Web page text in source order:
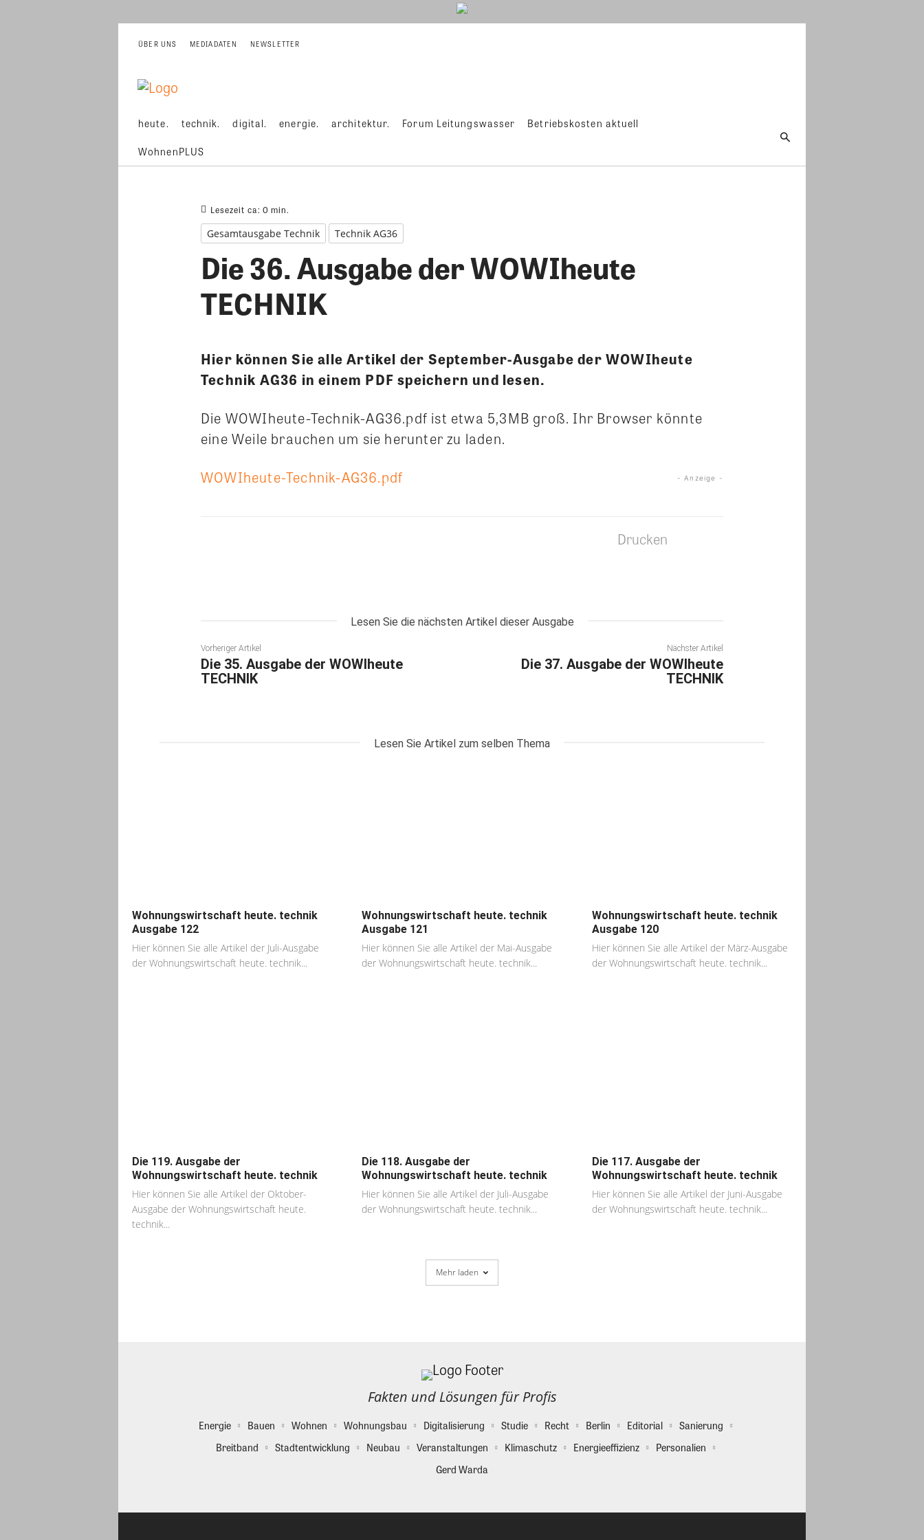
ÜBER UNS MEDIADATEN NEWSLETTER
heute. technik. digital. energie. architektur. Forum Leitungswasser Betriebskosten aktuell
WohnenPLUS
Lesezeit ca: 0 min.
Gesamtausgabe Technik Technik AG36
Die 36. Ausgabe der WOWIheute
TECHNIK
Hier können Sie alle Artikel der September-Ausgabe der WOWIheute
Technik AG36 in einem PDF speichern und lesen.
Die WOWIheute-Technik-AG36.pdf ist etwa 5,3MB groß. Ihr Browser könnte
eine Weile brauchen um sie herunter zu laden.
- Anzeige -
WOWIheute-Technik-AG36.pdf
Drucken
Lesen Sie die nächsten Artikel dieser Ausgabe
Vorheriger Artikel
Die 35. Ausgabe der WOWIheute
TECHNIK
Nächster Artikel
Die 37. Ausgabe der WOWIheute
TECHNIK
Lesen Sie Artikel zum selben Thema
Wohnungswirtschaft heute. technik
Ausgabe 122
Hier können Sie alle Artikel der Juli-Ausgabe
der Wohnungswirtschaft heute. technik...
Wohnungswirtschaft heute. technik
Ausgabe 121
Hier können Sie alle Artikel der Mai-Ausgabe
der Wohnungswirtschaft heute. technik...
Wohnungswirtschaft heute. technik
Ausgabe 120
Hier können Sie alle Artikel der März-Ausgabe
der Wohnungswirtschaft heute. technik...
Die 119. Ausgabe der
Wohnungswirtschaft heute. technik
Hier können Sie alle Artikel der Oktober-
Ausgabe der Wohnungswirtschaft heute.
technik...
Die 118. Ausgabe der
Wohnungswirtschaft heute. technik
Hier können Sie alle Artikel der Juli-Ausgabe
der Wohnungswirtschaft heute. technik...
Die 117. Ausgabe der
Wohnungswirtschaft heute. technik
Hier können Sie alle Artikel der Juni-Ausgabe
der Wohnungswirtschaft heute. technik...
Mehr laden
Fakten und Lösungen für Profis
Energie Bauen Wohnen Wohnungsbau Digitalisierung Studie Recht Berlin Editorial
Sanierung
Breitband
Stadtentwicklung Neubau Veranstaltungen Klimaschutz Energieeffizienz
Personalien
Gerd Warda